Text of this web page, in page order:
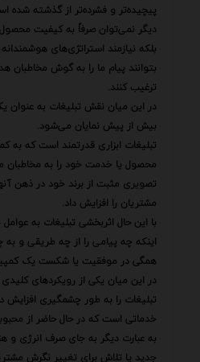
پیچیده‌تر و فشرده‌تر از گذشته شده
دیگر نمی‌توان صرفاً به کیفیت محصول
بلکه نیازمند استراتژی‌های
بتوانند پیام ما را به گوش مخاطبان
ترغیب کنند.
در این میان نقش تبلیغات به عنوان
بیش از پیش نمایان می‌شود.
تبلیغات ابزاری قدرتمند است که به
محصول یا خدمت خود را به مخاطبان
تصویری مثبت از برند خود در ذهن
مشتریان را افزایش داد.
با این حال اثربخشی تبلیغات به
اینکه چه پیامی را از چه طریقی و
همگی در موفقیت یا شکست یک
در این میان یکی از رویکردهای
تبلیغات را به طور چشمگیری
خدماتی است که در حال حاضر از
به عبارت دیگر به جای صرف انرژی و
جدید یا تلاش برای تغییر نگرش